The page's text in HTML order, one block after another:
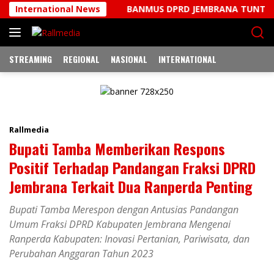
Langsung
ke
konten
International NewsBANMUS DPRD JEMBRANA TUNTASKAN
STREAMING REGIONAL NASIONAL INTERNATIONAL
Rallmedia
Bupati Tamba Memberikan Respons
Positif Terhadap Pandangan Fraksi DPRD
Jembrana Terkait Dua Ranperda Penting
Bupati Tamba Merespon dengan Antusias Pandangan
Umum Fraksi DPRD Kabupaten Jembrana Mengenai
Ranperda Kabupaten: Inovasi Pertanian, Pariwisata, dan
Perubahan Anggaran Tahun 2023